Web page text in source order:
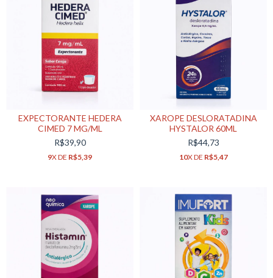
EXPECTORANTE HEDERA
CIMED 7 MG/ML
R$39,90
9X DE R$5,39
XAROPE DESLORATADINA
HYSTALOR 60ML
R$44,73
10X DE R$5,47